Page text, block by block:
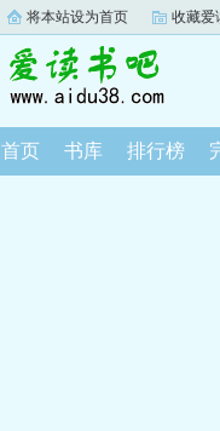
将本站设为首页 收藏爱
首页 书库 排行榜